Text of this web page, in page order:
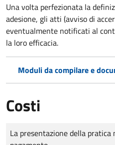
Una volta perfezionata la
adesione, gli atti (avviso di
eventualmente notificati al
la loro efficacia.
Moduli da compilare e
Costi
Tipo di pagamento
Importo
La presentazione della pratica